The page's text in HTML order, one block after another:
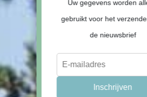
Uw gegevens worden
gebruikt voor het
de nieuwsbrief
Inschrijven